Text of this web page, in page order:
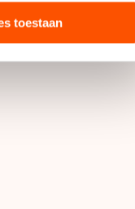
verzameld via
waar mogelijk geen
deze overdracht.
toestaan